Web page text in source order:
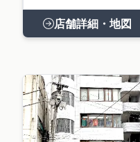
店舗詳細・地図